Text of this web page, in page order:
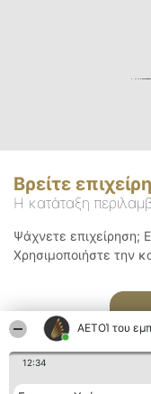
ΑΕΤΟΊ του
12:34
Βρείτε
Η κατάταξη
Ψάχνετε επιχείρηση;
Χρησιμοποιήστε την